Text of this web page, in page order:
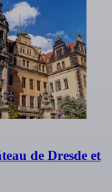
de Dresde et